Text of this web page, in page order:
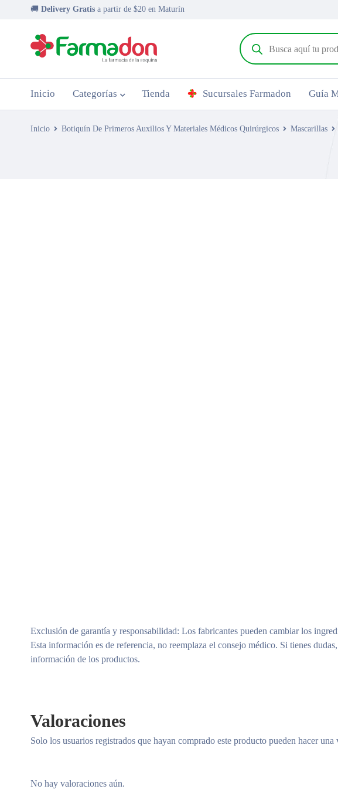
🚚 Delivery Gratis a partir de $20 en Maturín
Inicio Categorías Tienda Sucursales Farmadon Guía
Inicio Botiquín De Primeros Auxilios Y Materiales Médicos Quirúrgicos Mascarillas
Exclusión de garantía y responsabilidad: Los fabricantes pueden cambiar los
Esta información es de referencia, no reemplaza el consejo médico. Si tienes
información de los productos.
Valoraciones
No hay valoraciones aún.
Solo los usuarios registrados que hayan comprado este producto pueden hacer una